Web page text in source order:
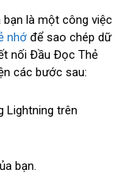
là một công việc
nhớ để sao chép dữ
nối Đầu Đọc Thẻ
các bước sau:
Lightning trên
bạn.